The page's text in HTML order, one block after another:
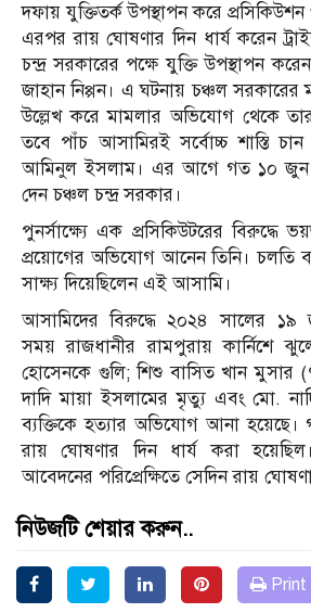
দফায় যুক্তিতর্ক উপস্থাপন করে
এরপর রায় ঘোষণার দিন ধার্য করেন
চন্দ্র সরকারের পক্ষে যুক্তি উপস্থাপন
জাহান নিপ্পন। এ ঘটনায় চঞ্চল সরকারের
উল্লেখ করে মামলার অভিযোগ থেকে তার
তবে পাঁচ আসামিরই সর্বোচ্চ শাস্তি
আমিনুল ইসলাম। এর আগে গত ১০ জুন
দেন চঞ্চল চন্দ্র সরকার।
পুনর্সাক্ষ্যে এক প্রসিকিউটরের বিরুদ্ধে
প্রয়োগের অভিযোগ আনেন তিনি। চলতি
সাক্ষ্য দিয়েছিলেন এই আসামি।
আসামিদের বিরুদ্ধে ২০২৪ সালের ১৯
সময় রাজধানীর রামপুরায় কার্নিশে
হোসেনকে গুলি; শিশু বাসিত খান মুসার
দাদি মায়া ইসলামের মৃত্যু এবং মো.
ব্যক্তিকে হত্যার অভিযোগ আনা হয়েছে।
রায় ঘোষণার দিন ধার্য করা
আবেদনের পরিপ্রেক্ষিতে সেদিন রায়
নিউজটি শেয়ার করুন..
Print